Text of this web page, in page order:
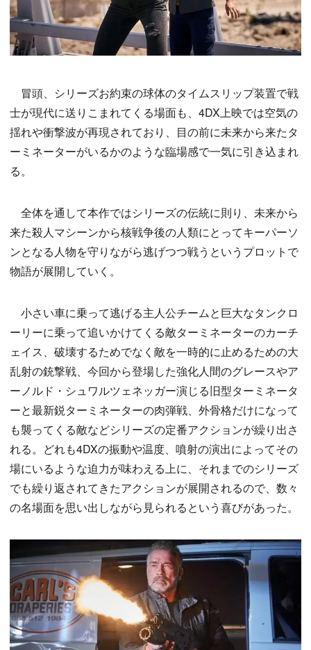
冒頭、シリーズお約束の球体のタイムスリップ装置で戦
士が現代に送りこまれてくる場面も、4DX上映では空気の
揺れや衝撃波が再現されており、目の前に未来から来たタ
ーミネーターがいるかのような臨場感で一気に引き込まれ
る。
全体を通して本作ではシリーズの伝統に則り、未来から
来た殺人マシーンから核戦争後の人類にとってキーパーソ
ンとなる人物を守りながら逃げつつ戦うというプロットで
物語が展開していく。
小さい車に乗って逃げる主人公チームと巨大なタンクロ
ーリーに乗って追いかけてくる敵ターミネーターのカーチ
ェイス、破壊するためでなく敵を一時的に止めるための大
乱射の銃撃戦、今回から登場した強化人間のグレースやア
ーノルド・シュワルツェネッガー演じる旧型ターミネータ
ーと最新鋭ターミネーターの肉弾戦、外骨格だけになって
も襲ってくる敵などシリーズの定番アクションが繰り出さ
れる。どれも4DXの振動や温度、噴射の演出によってその
場にいるような迫力が味わえる上に、それまでのシリーズ
でも繰り返されてきたアクションが展開されるので、数々
の名場面を思い出しながら見られるという喜びがあった。